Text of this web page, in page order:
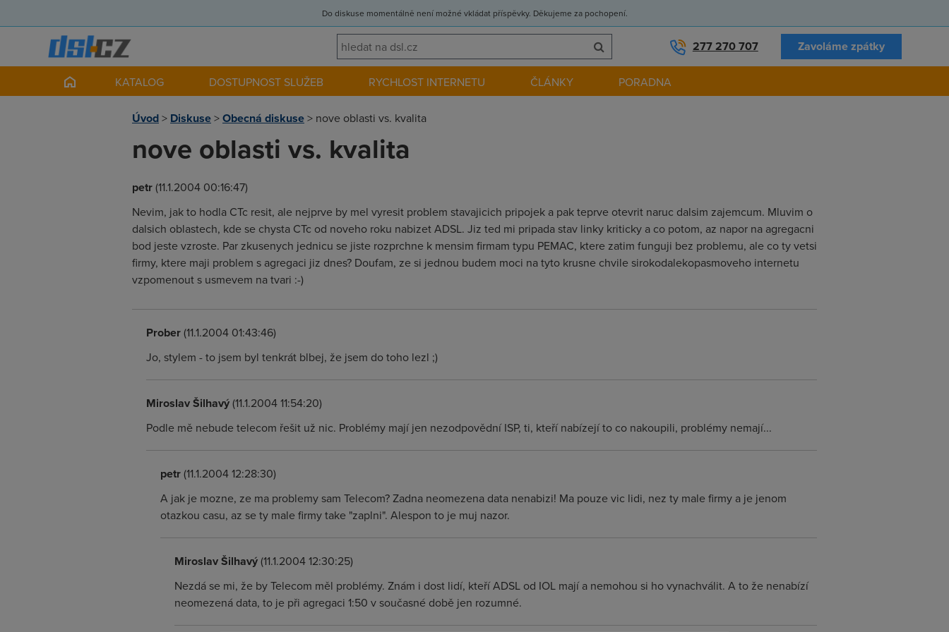
Do diskuse momentálně není možné vkládat příspěvky. Děkujeme za pochopení.
277 270 707 Zavoláme zpátky
KATALOG DOSTUPNOST SLUŽEB RYCHLOST INTERNETU ČLÁNKY PORADNA
Úvod> Diskuse>Obecná diskuse> nove oblasti vs. kvalita
nove oblasti vs. kvalita
petr(11.1.2004 00:16:47)
Nevim, jak to hodla CTc resit, ale nejprve by mel vyresit problem stavajicich pripojek a pak teprve otevrit naruc dalsim zajemcum. Mluvim o
dalsich oblastech, kde se chysta CTc od noveho roku nabizet ADSL. Jiz ted mi pripada stav linky kriticky a co potom, az napor na agregacni
bod jeste vzroste. Par zkusenych jednicu se jiste rozprchne k mensim firmam typu PEMAC, ktere zatim funguji bez problemu, ale co ty vetsi
firmy, ktere maji problem s agregaci jiz dnes? Doufam, ze si jednou budem moci na tyto krusne chvile sirokodalekopasmoveho internetu
vzpomenout s usmevem na tvari :-)
Prober(11.1.2004 01:43:46)
Jo, stylem - to jsem byl tenkrát blbej, že jsem do toho lezl ;)
Miroslav Šilhavý(11.1.2004 11:54:20)
Podle mě nebude telecom řešit už nic. Problémy mají jen nezodpovědní ISP, ti, kteří nabízejí to co nakoupili, problémy nemají...
petr(11.1.2004 12:28:30)
A jak je mozne, ze ma problemy sam Telecom? Zadna neomezena data nenabizi! Ma pouze vic lidi, nez ty male firmy a je jenom
otazkou casu, az se ty male firmy take "zaplni". Alespon to je muj nazor.
Miroslav Šilhavý(11.1.2004 12:30:25)
Nezdá se mi, že by Telecom měl problémy. Znám i dost lidí, kteří ADSL od IOL mají a nemohou si ho vynachválit. A to že nenabízí
neomezená data, to je při agregaci 1:50 v současné době jen rozumné.